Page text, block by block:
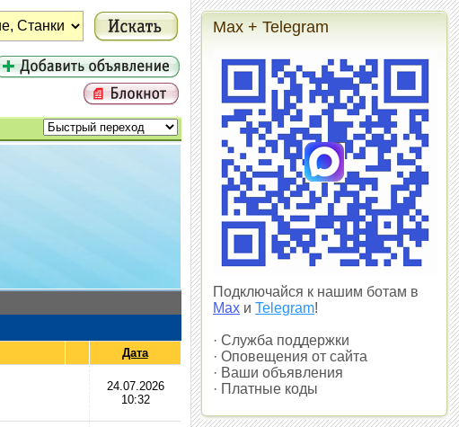
Дата
24.07.2026
10:32
Max + Telegram
Подключайся к нашим ботам в
Max и Telegram!
· Служба поддержки
· Оповещения от сайта
· Ваши объявления
· Платные коды